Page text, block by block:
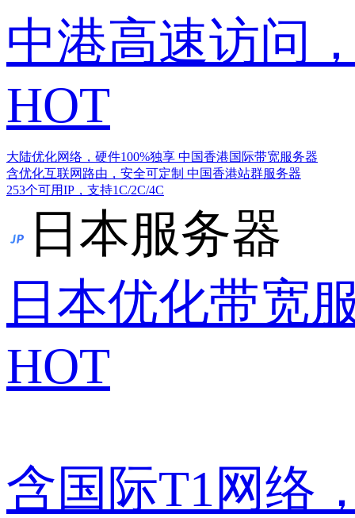
中港高速访问
HOT
大陆优化网络，硬件100%独享 中国香港国际带宽服务器
含优化互联网路由，安全可定制 中国香港站群服务器
253个可用IP，支持1C/2C/4C
日本服务器
日本优化带宽
HOT
含国际T1网络